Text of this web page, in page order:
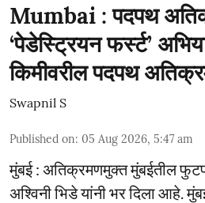
Mumbai : पदपथ
‘पेडेस्ट्रियन फर्स्ट’
किमीवरील पदपथ
Swapnil S
Published on: 05 Aug 2026, 5:47 am
मुंबई : अतिक्रमणमुक्त मुंबईतील
अश्विनी भिडे यांनी भर दिला आहे.